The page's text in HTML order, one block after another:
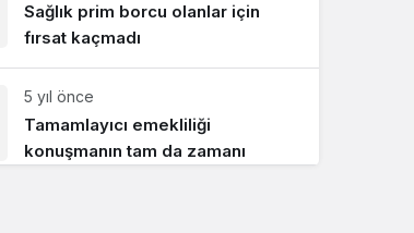
Sağlık prim borcu olanlar için
fırsat kaçmadı
5 yıl önce
Tamamlayıcı emekliliği
konuşmanın tam da zamanı